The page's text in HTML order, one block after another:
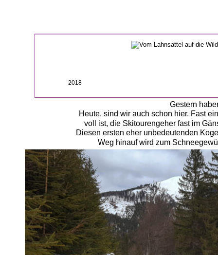
Gestern
Heute, sind wir auch schon hier. Fast
voll ist, die Skitourengeher fast im
Diesen ersten eher unbedeutenden
Weg hinauf wird zum
2018